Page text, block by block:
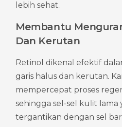
lebih sehat.
Membantu
Dan Kerutan
Retinol dikenal efektif
garis halus dan kerutan.
mempercepat proses
sehingga sel-sel kulit lama
tergantikan dengan sel